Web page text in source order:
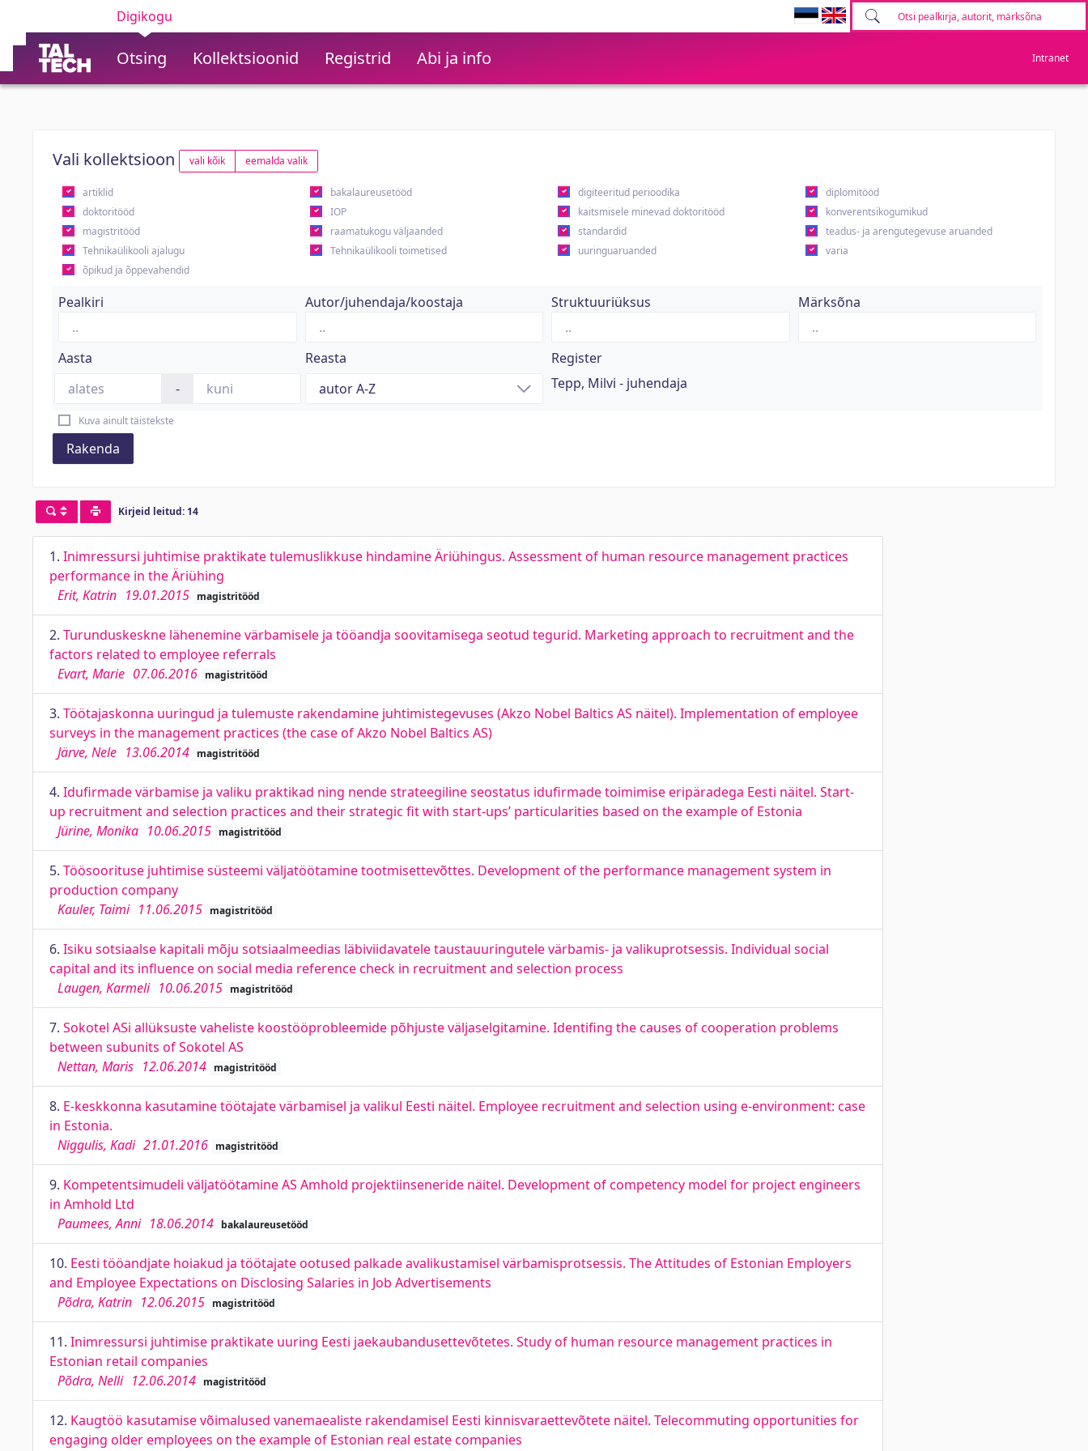
Digikogu
Otsing Kollektsioonid Registrid Abi ja info Intranet
Vali kollektsioon vali kõik eemalda valik
artiklid bakalaureusetööd digiteeritud perioodika
diplomitööd
doktoritööd
IOP kaitsmisele minevad doktoritööd
konverentsikogumikud
magistritööd
raamatukogu väljaanded standardid
teadus- ja arengutegevuse aruanded
Tehnikaülikooli ajalugu
Tehnikaülikooli toimetised uuringuaruanded
varia
õpikud ja õppevahendid
Pealkiri Autor/juhendaja/koostaja Struktuuriüksus Märksõna
Aasta
-
Reasta
Register
Tepp, Milvi - juhendaja
Kuva ainult täistekste
Rakenda
Kirjeid leitud: 14
1. Inimressursi juhtimise praktikate tulemuslikkuse hindamine Äriühingus. Assessment of human resource management practices
performance in the Äriühing
Erit, Katrin 19.01.2015 magistritööd
2. Turunduskeskne lähenemine värbamisele ja tööandja soovitamisega seotud tegurid. Marketing approach to recruitment and the
factors related to employee referrals
Evart, Marie 07.06.2016 magistritööd
3. Töötajaskonna uuringud ja tulemuste rakendamine juhtimistegevuses (Akzo Nobel Baltics AS näitel). Implementation of employee
surveys in the management practices (the case of Akzo Nobel Baltics AS)
Järve, Nele 13.06.2014 magistritööd
4. Idufirmade värbamise ja valiku praktikad ning nende strateegiline seostatus idufirmade toimimise eripäradega Eesti näitel. Start-
up recruitment and selection practices and their strategic fit with start-ups’ particularities based on the example of Estonia
Jürine, Monika 10.06.2015 magistritööd
5. Töösoorituse juhtimise süsteemi väljatöötamine tootmisettevõttes. Development of the performance management system in
production company
Kauler, Taimi 11.06.2015 magistritööd
6. Isiku sotsiaalse kapitali mõju sotsiaalmeedias läbiviidavatele taustauuringutele värbamis- ja valikuprotsessis. Individual social
capital and its influence on social media reference check in recruitment and selection process
Laugen, Karmeli 10.06.2015 magistritööd
7. Sokotel ASi allüksuste vaheliste koostööprobleemide põhjuste väljaselgitamine. Identifing the causes of cooperation problems
between subunits of Sokotel AS
Nettan, Maris 12.06.2014 magistritööd
8. E-keskkonna kasutamine töötajate värbamisel ja valikul Eesti näitel. Employee recruitment and selection using e-environment: case
in Estonia.
Niggulis, Kadi 21.01.2016 magistritööd
9. Kompetentsimudeli väljatöötamine AS Amhold projektiinseneride näitel. Development of competency model for project engineers
in Amhold Ltd
Paumees, Anni 18.06.2014 bakalaureusetööd
10. Eesti tööandjate hoiakud ja töötajate ootused palkade avalikustamisel värbamisprotsessis. The Attitudes of Estonian Employers
and Employee Expectations on Disclosing Salaries in Job Advertisements
Põdra, Katrin 12.06.2015 magistritööd
11. Inimressursi juhtimise praktikate uuring Eesti jaekaubandusettevõtetes. Study of human resource management practices in
Estonian retail companies
Põdra, Nelli 12.06.2014 magistritööd
12. Kaugtöö kasutamise võimalused vanemaealiste rakendamisel Eesti kinnisvaraettevõtete näitel. Telecommuting opportunities for
engaging older employees on the example of Estonian real estate companies